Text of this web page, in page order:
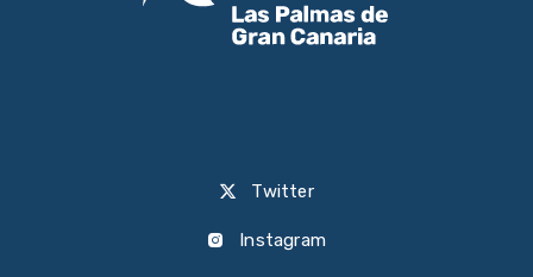
Twitter
Instagram